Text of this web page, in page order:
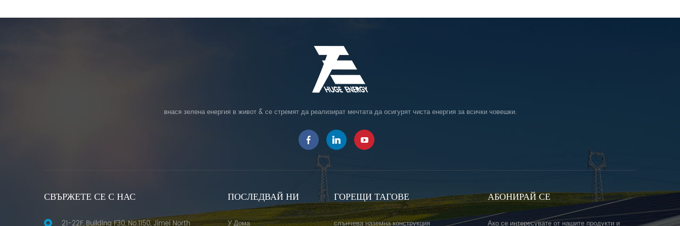
внася зелена енергия в живот & се стремят да реализират мечтата да осигурят чиста енергия за всички човешки.
СВЪРЖЕТЕ СЕ С НАС
21-22F, Building F30, No.1150, Jimei North
ПОСЛЕДВАЙ НИ
У Дома
ГОРЕЩИ ТАГОВЕ
слънчева наземна конструкция
АБОНИРАЙ СЕ
Ако се интересувате от нашите продукти и